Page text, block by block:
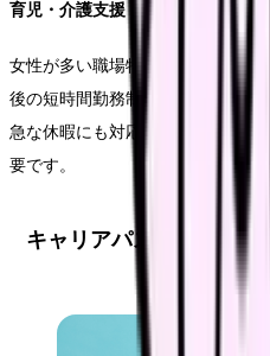
育児・介護支援
女性が多い職場特有の制度として
後の短時間勤務制度の有無も重要
急な休暇にも対応できる人員体制
要です。
キャリアパスを見据えた